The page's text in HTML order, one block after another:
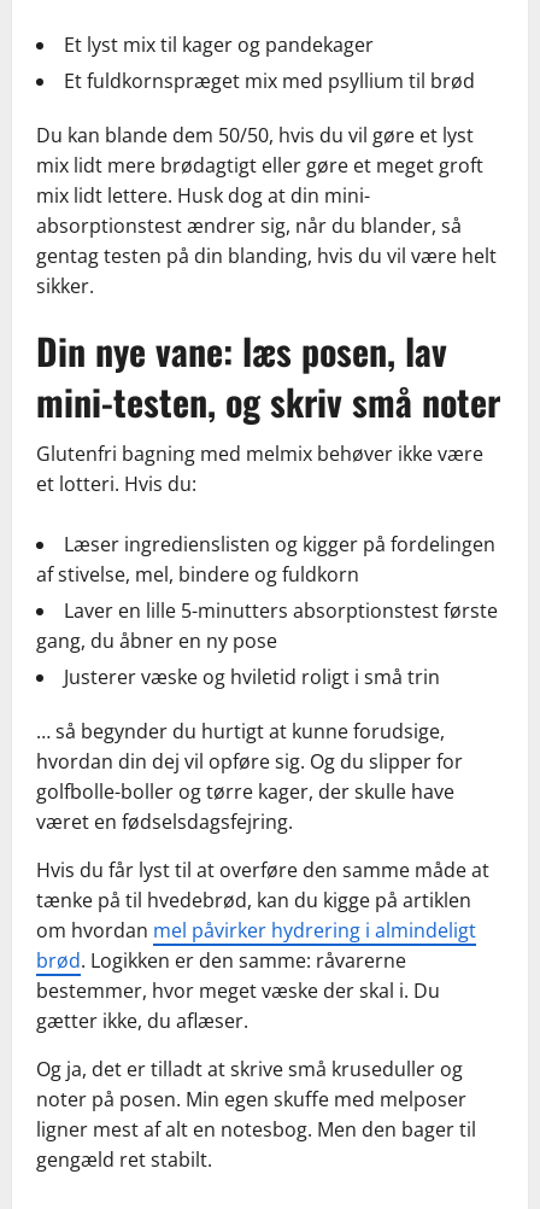
Et lyst mix til kager og pandekager
Et fuldkornspræget mix med psyllium til brød
Du kan blande dem 50/50, hvis du vil gøre et lyst
mix lidt mere brødagtigt eller gøre et meget groft
mix lidt lettere. Husk dog at din mini-
absorptionstest ændrer sig, når du blander, så
gentag testen på din blanding, hvis du vil være helt
sikker.
Din nye vane: læs posen, lav
mini-testen, og skriv små noter
Glutenfri bagning med melmix behøver ikke være
et lotteri. Hvis du:
Læser ingredienslisten og kigger på fordelingen
af stivelse, mel, bindere og fuldkorn
Laver en lille 5-minutters absorptionstest første
gang, du åbner en ny pose
Justerer væske og hviletid roligt i små trin
… så begynder du hurtigt at kunne forudsige,
hvordan din dej vil opføre sig. Og du slipper for
golfbolle-boller og tørre kager, der skulle have
været en fødselsdagsfejring.
Hvis du får lyst til at overføre den samme måde at
tænke på til hvedebrød, kan du kigge på artiklen
om hvordan mel påvirker hydrering i almindeligt
brød. Logikken er den samme: råvarerne
bestemmer, hvor meget væske der skal i. Du
gætter ikke, du aflæser.
Og ja, det er tilladt at skrive små kruseduller og
noter på posen. Min egen skuffe med melposer
ligner mest af alt en notesbog. Men den bager til
gengæld ret stabilt.